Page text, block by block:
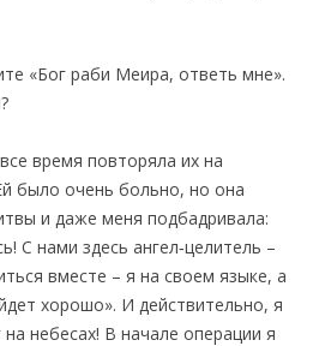
«Бог раби Меира, ответь мне».
время повторяла их на
было очень больно, но она
и даже меня подбадривала:
С нами здесь ангел‐целитель –
вместе – я на своем языке, а
хорошо». И действительно, я
небесах! В начале операции я